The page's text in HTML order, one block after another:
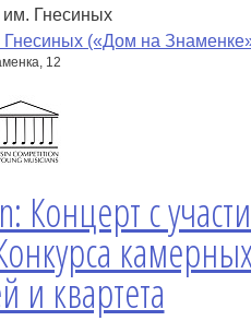
Гнесиных
(«Дом на
12
Концерт с
камерных
и квартета